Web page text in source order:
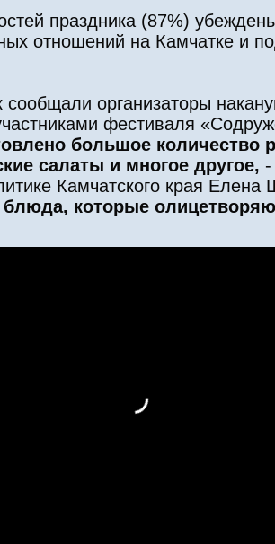
праздника (87%)
отношений на Камчатке и
организаторы
фестиваля
большое
салаты и многое другое, -
Камчатского края Елена
блюда, которые